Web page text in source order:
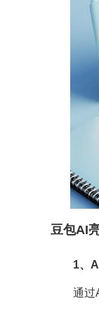
豆包AI
1、AI
通过AI